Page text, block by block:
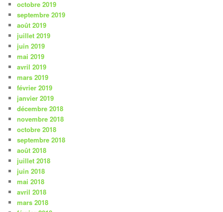
octobre 2019
septembre 2019
août 2019
juillet 2019
juin 2019
mai 2019
avril 2019
mars 2019
février 2019
janvier 2019
décembre 2018
novembre 2018
octobre 2018
septembre 2018
août 2018
juillet 2018
juin 2018
mai 2018
avril 2018
mars 2018